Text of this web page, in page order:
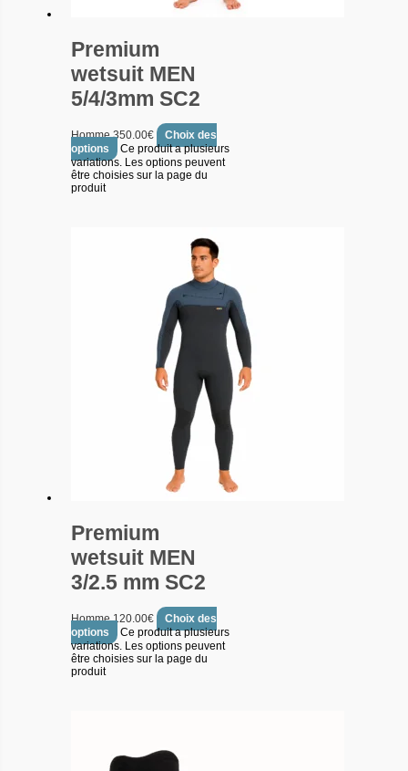
Premium
wetsuit MEN
5/4/3mm SC2
Homme350.00€
Choix des
options
Ce produit a plusieurs
variations. Les options peuvent
être choisies sur la page du
produit
Premium
wetsuit MEN
3/2.5 mm SC2
Homme120.00€
Choix des
options
Ce produit a plusieurs
variations. Les options peuvent
être choisies sur la page du
produit